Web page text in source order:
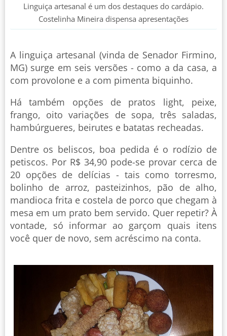
Linguiça artesanal é um dos destaques do cardápio.
Costelinha Mineira dispensa apresentações
A linguiça artesanal (vinda de Senador Firmino,
MG) surge em seis versões - como a da casa, a
com provolone e a com pimenta biquinho.
Há também opções de pratos light, peixe,
frango, oito variações de sopa, três saladas,
hambúrgueres, beirutes e batatas recheadas.
Dentre os beliscos, boa pedida é o rodízio de
petiscos. Por R$ 34,90 pode-se provar cerca de
20 opções de delícias - tais como torresmo,
bolinho de arroz, pasteizinhos, pão de alho,
mandioca frita e costela de porco que chegam à
mesa em um prato bem servido. Quer repetir? À
vontade, só informar ao garçom quais itens
você quer de novo, sem acréscimo na conta.